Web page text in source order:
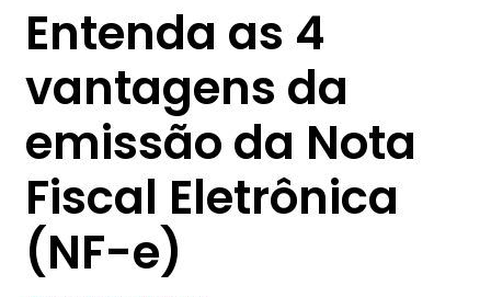
Entenda as 4
vantagens da
emissão da Nota
Fiscal Eletrônica
(NF-e)